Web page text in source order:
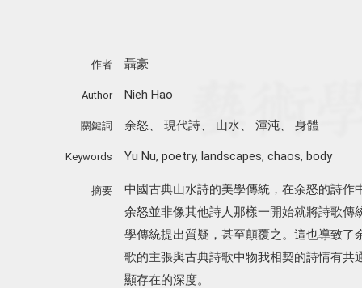
作者 聶豪
Author Nieh Hao
關鍵詞 余怒 現代詩、 山水 渾沌、 身體
Keywords Yu Nu, poetry, landscapes, chaos, body
摘要
中國古典山水詩的美學傳統，在余怒的詩
余怒並非像其他詩人那樣一開始就將詩歌
學傳統提出質疑，甚至顛覆之。這也導致
歌的主張與古典詩歌中物我相契的詩情有
顯存在的深度。